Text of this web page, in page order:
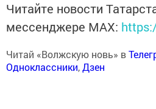
Читайте новости
мессенджере MАХ:
Читай «Волжскую новь» в
Одноклассники,Дзен